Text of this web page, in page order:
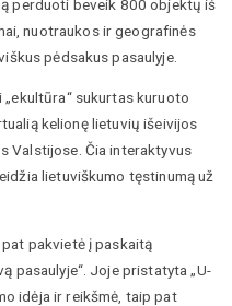
perduoti beveik 800 objektų iš
nuotraukos ir geografinės
pėdsakus pasaulyje.
sukurtas kuruoto
kelionę lietuvių išeivijos
Valstijose. Čia interaktyvus
lietuviškumo tęstinumą už
pakvietė į paskaitą
pasaulyje“. Joje pristatyta „U-
idėja ir reikšmė, taip pat